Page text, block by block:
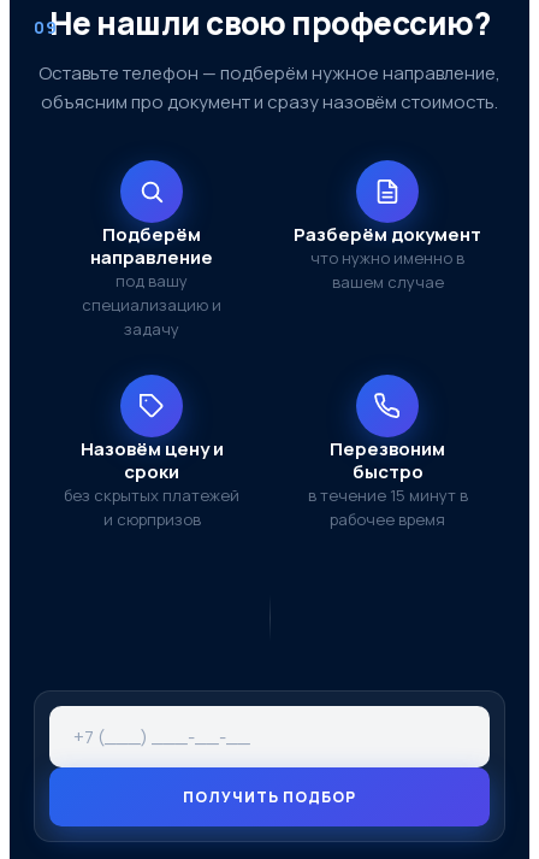
09Не нашли свою профессию?
Оставьте телефон — подберём нужное направление,
объясним про документ и сразу назовём стоимость.
Подберём
направление
под вашу
специализацию и
задачу
Разберём документ
что нужно именно в
вашем случае
Назовём цену и
сроки
без скрытых платежей
и сюрпризов
Перезвоним
быстро
в течение 15 минут в
рабочее время
ПОЛУЧИТЬ ПОДБОР